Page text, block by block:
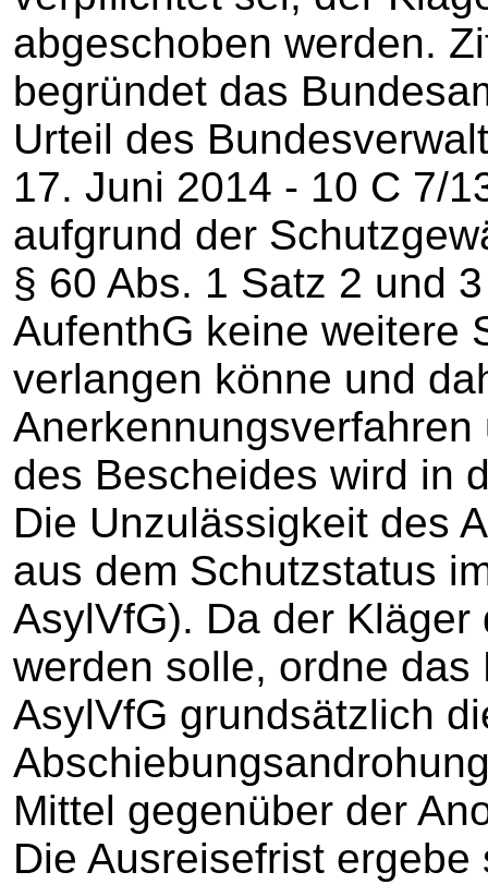
abgeschoben werden.
begründet das
Urteil des
17. Juni 2014 ‑ 10 C 7/
aufgrund der
§ 60 Abs. 1 Satz 2 und
AufenthG keine weitere
verlangen könne und
des Bescheides wird in
Die Unzulässigkeit des
aus dem Schutzstatus
AsylVfG). Da der
werden solle, ordne
AsylVfG grundsätzlich
Mittel gegenüber der
Die Ausreisefrist